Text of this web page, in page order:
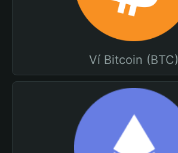
Ví Bitcoin (BTC)